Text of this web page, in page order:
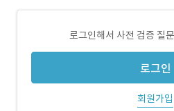
로그인해서 사전 검증 질
로그인
회원가입